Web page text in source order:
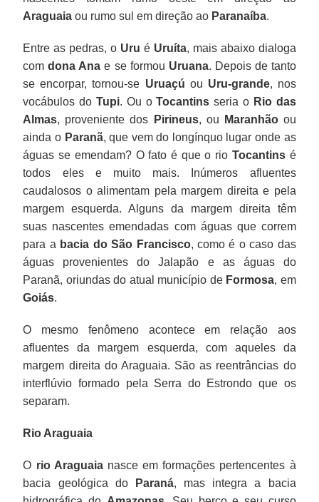
Araguaia ou rumo sul em direção ao Paranaíba.
Entre as pedras, o Uru é Uruíta, mais abaixo dialoga
comdona Ana e se formou Uruana. Depois de tanto
se encorpar, tornou-se Uruaçú ou Uru-grande, nos
vocábulos doTupi. Ou oTocantins seria o Rio das
Almas, proveniente dos Pirineus, ou Maranhãoou
ainda o Paranã, que vem do longínquo lugar onde as
águas se emendam? O fato é que o rio Tocantinsé
todos eles e muito mais. Inúmeros afluentes
caudalosos o alimentam pela margem direita e pela
margem esquerda. Alguns da margem direita têm
suas nascentes emendadas com águas que correm
para a bacia do São Francisco, como é o caso das
águas provenientes do Jalapão e as águas do
Paranã, oriundas do atual município de Formosa, em
Goiás.
O mesmo fenômeno acontece em relação aos
afluentes da margem esquerda, com aqueles da
margem direita do Araguaia. São as reentrâncias do
interflúvio formado pela Serra do Estrondo que os
separam.
Rio Araguaia
O rio Araguaianasce em formações pertencentes à
bacia geológica do
Paraná, mas integra a bacia